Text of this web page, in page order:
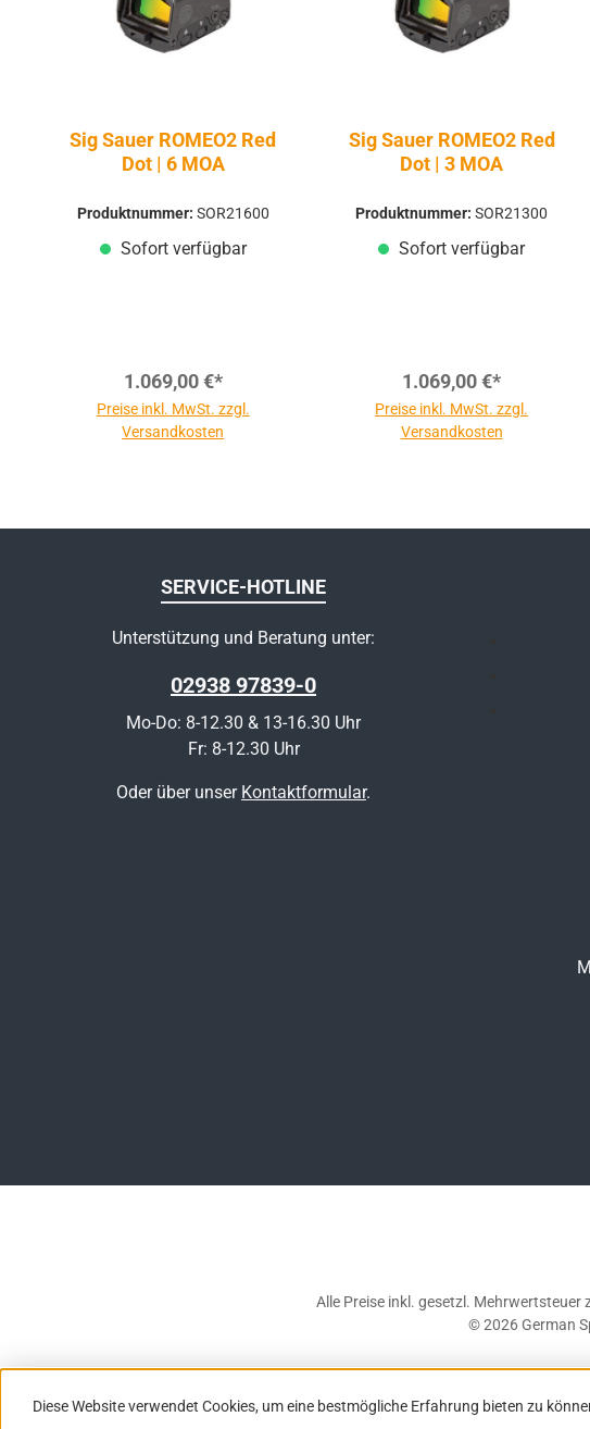
Sig Sauer ROMEO2 Red
Dot | 6 MOA
Produktnummer: SOR21600
Sofort verfügbar
1.069,00 €*
Preise inkl. MwSt. zzgl.
Versandkosten
Sig Sauer ROMEO2 Red
Dot | 3 MOA
Produktnummer:SOR21300
Sofort verfügbar
1.069,00 €*
Preise inkl. MwSt. zzgl.
Versandkosten
SERVICE-HOTLINE
Unterstützung und Beratung unter:
02938 97839-0
Mo-Do: 8-12.30 & 13-16.30 Uhr
Fr: 8-12.30 Uhr
Oder über unser Kontaktformular.
Alle Preise inkl. gesetzl. Mehrwertsteuer
© 2026 German
Diese Website verwendet Cookies, um eine bestmögliche Erfahrung bieten zu